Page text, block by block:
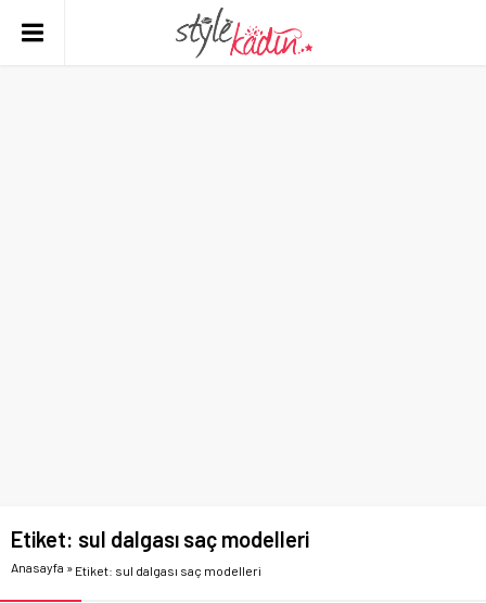
Etiket: sul dalgası saç modelleri
Anasayfa » Etiket: sul dalgası saç modelleri